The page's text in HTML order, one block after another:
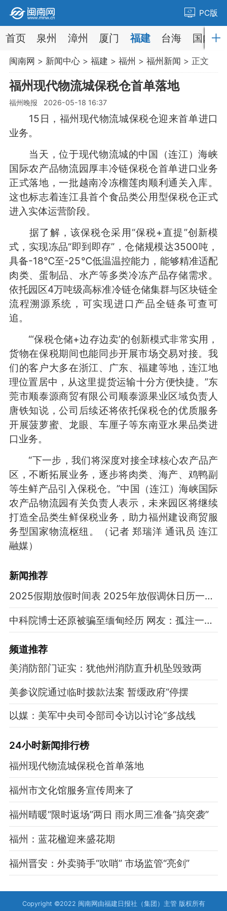
PC版
首页 泉州 漳州 厦门 福建 台海 国内
闽南网 > 新闻中心> 福建 > 福州 > 福州新闻 > 正文
福州现代物流城保税仓首单落地
福州晚报 2026-05-18 16:37
15日，福州现代物流城保税仓迎来首单进口
业务。
当天，位于现代物流城的中国（连江）海峡
国际农产品物流园厚丰冷链保税仓首单进口业务
正式落地，一批越南冷冻榴莲肉顺利通关入库。
这也标志着连江县首个食品类公用型保税仓正式
进入实体运营阶段。
据了解，该保税仓采用“保税+直提”创新模
式，实现冻品“即到即存”，仓储规模达3500吨，
具备-18℃至-25℃低温温控能力，能够精准适配
肉类、蛋制品、水产等多类冷冻产品存储需求。
依托园区4万吨级高标准冷链仓储集群与区块链全
流程溯源系统，可实现进口产品全链条可查可
追。
“‘保税仓储+边存边卖’的创新模式非常实用，
货物在保税期间也能同步开展市场交易对接。我
们的客户大多在浙江、广东、福建等地，连江地
理位置居中，从这里提货运输十分方便快捷。”东
莞市顺泰源商贸有限公司顺泰源果业区域负责人
唐铁知说，公司后续还将依托保税仓的优质服务
开展菠萝蜜、龙眼、车厘子等东南亚水果品类进
口业务。
“下一步，我们将深度对接全球核心农产品产
区，不断拓展业务，逐步将肉类、海产、鸡鸭副
等生鲜产品引入保税仓。”中国（连江）海峡国际
农产品物流园有关负责人表示，未来园区将继续
打造全品类生鲜保税业务，助力福州建设商贸服
务型国家物流枢纽。（记者 郑瑞洋 通讯员 连江
融媒）
新闻推荐
2025假期放假时间表 2025年放假调休日历一览表
中科院博士还原被骗至缅甸经历 网友：孤注一掷现实版
频道推荐
美消防部门证实：犹他州消防直升机坠毁致两
美参议院通过临时拨款法案 暂缓政府“停摆
以媒：美军中央司令部司令访以讨论“多战线
24小时新闻排行榜
福州现代物流城保税仓首单落地
福州市文化馆服务宣传周来了
福州晴暖“限时返场”两日 雨水周三准备“搞突袭”
福州：蓝花楹迎来盛花期
福州晋安：外卖骑手“吹哨” 市场监管“亮剑”
Copyright ©2022 闽南网由福建日报社（集团）主管 版权所有